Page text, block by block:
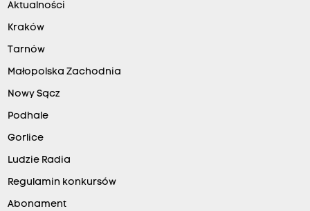
Aktualności
Kraków
Tarnów
Małopolska Zachodnia
Nowy Sącz
Podhale
Gorlice
Ludzie Radia
Regulamin konkursów
Abonament